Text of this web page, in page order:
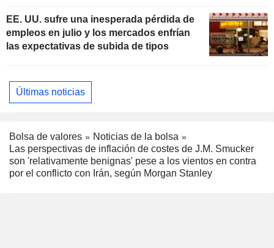
EE. UU. sufre una inesperada pérdida de
empleos en julio y los mercados enfrían
las expectativas de subida de tipos
Últimas noticias
Bolsa de valores
Noticias de la bolsa
Las perspectivas de inflación de costes de J.M. Smucker
son 'relativamente benignas' pese a los vientos en contra
por el conflicto con Irán, según Morgan Stanley